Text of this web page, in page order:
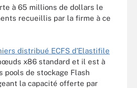
à 65 millions de dollars le
recueillis par la firme à ce
distribué ECFS d’Elastifile
x86 standard et il est à
pools de stockage Flash
la capacité offerte par